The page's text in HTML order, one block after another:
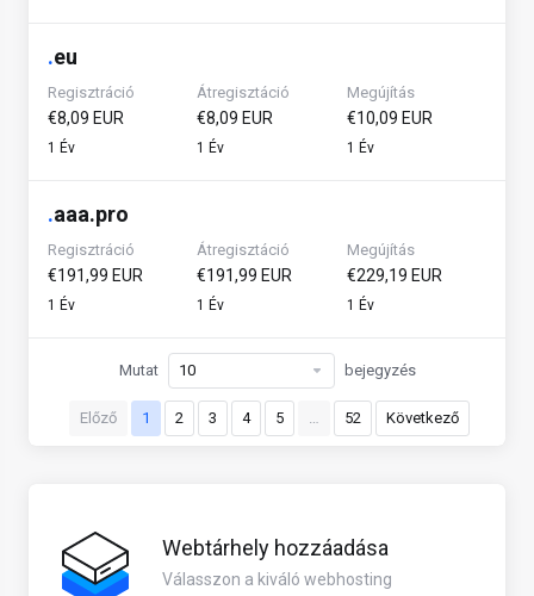
.eu
Regisztráció
€8,09 EUR
1 Év
Átregisztáció
€8,09 EUR
1 Év
Megújítás
€10,09 EUR
1 Év
.aaa.pro
Regisztráció
€191,99 EUR
1 Év
Átregisztáció
€191,99 EUR
1 Év
Megújítás
€229,19 EUR
1 Év
Előző 1 2 3 4 5 … 52 Következő
Mutat bejegyzés
Webtárhely hozzáadása
Válasszon a kiváló webhosting